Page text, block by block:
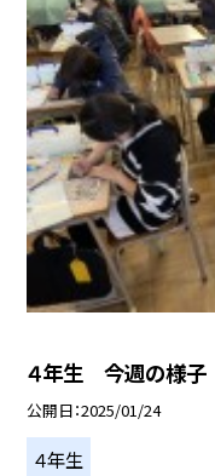
４年生 今週の様子
公開日 2025/01/24
４年生